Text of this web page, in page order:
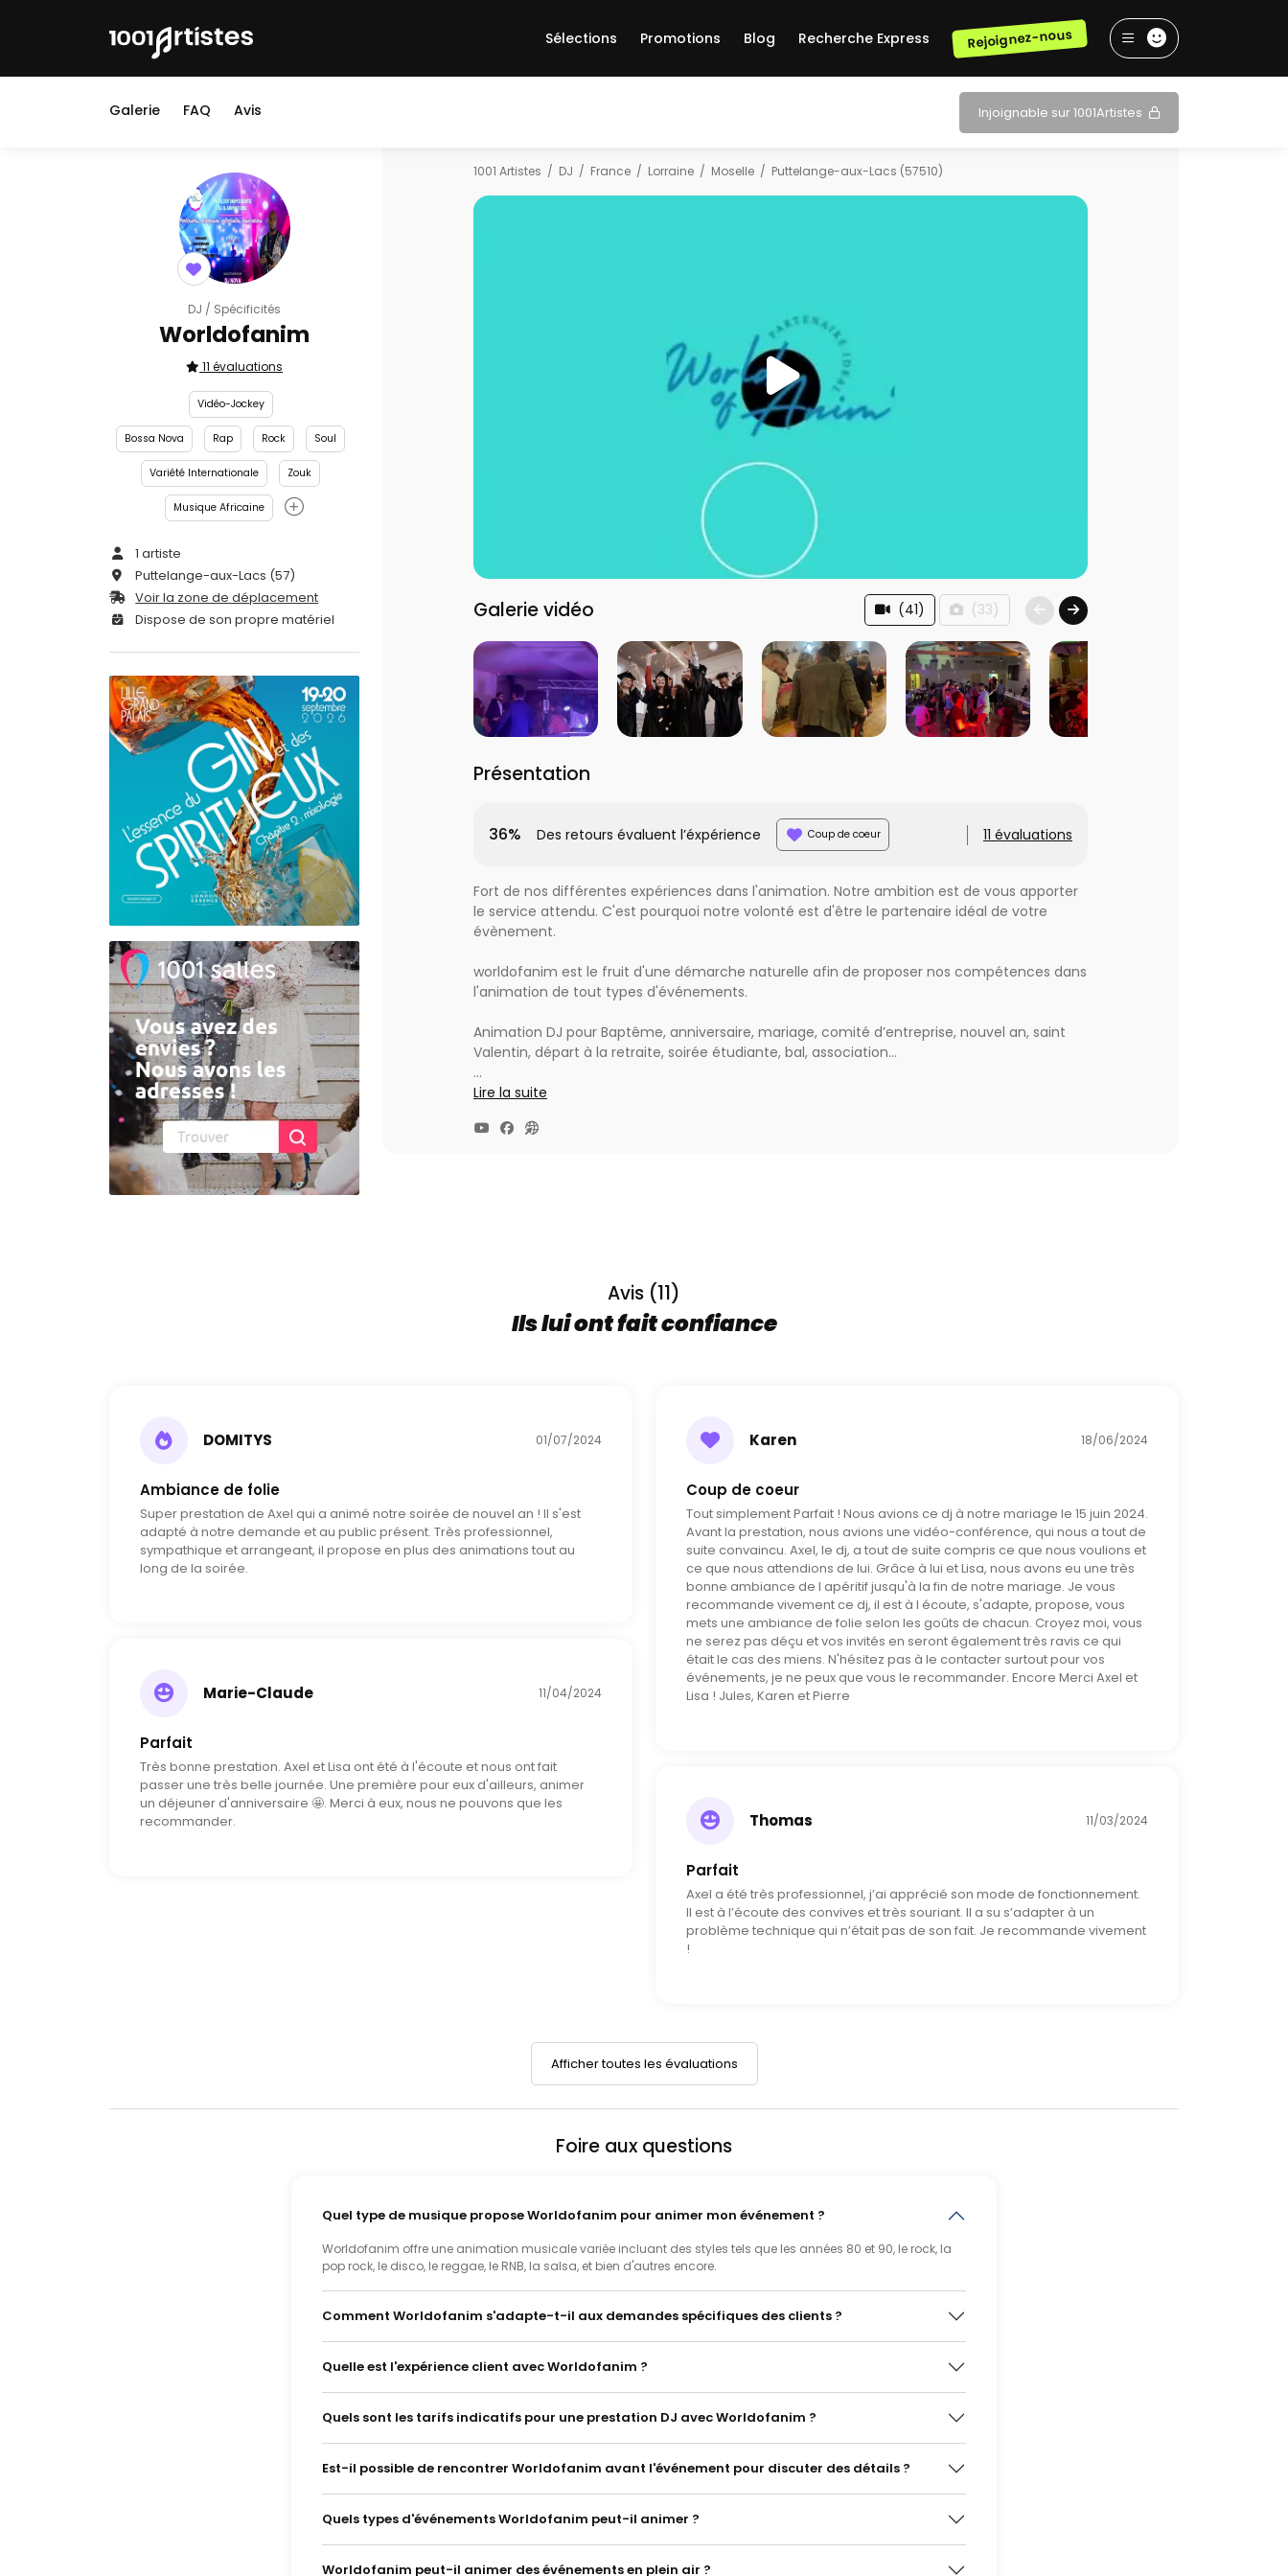
Sélections Promotions Blog Recherche Express Rejoignez-nous
Galerie FAQ Avis Injoignable sur 1001Artistes
DJ / Spécificités
Worldofanim
11 évaluations
Vidéo-Jockey
Bossa Nova Rap Rock Soul
Variété Internationale Zouk
Musique Africaine
1 artiste
Puttelange-aux-Lacs (57)
Voir la zone de déplacement
Dispose de son propre matériel
1001 Artistes DJ France Lorraine Moselle Puttelange-aux-Lacs (57510)
Galerie vidéo (41) (33)
Présentation
36% Des retours évaluent l’éxpérience Coup de coeur 11 évaluations
Fort de nos différentes expériences dans l'animation. Notre ambition est de vous apporter
le service attendu. C'est pourquoi notre volonté est d'être le partenaire idéal de votre
évènement.
worldofanim est le fruit d'une démarche naturelle afin de proposer nos compétences dans
l'animation de tout types d'événements.
Animation DJ pour Baptême, anniversaire, mariage, comité d’entreprise, nouvel an, saint
Valentin, départ à la retraite, soirée étudiante, bal, association...
Animation musicale varié : Année 80,90, Rock,Pop rock, disco, rock n roll twist, valses,
Lire la suite
Avis (11)
Ils lui ont fait confiance
DOMITYS 01/07/2024
Ambiance de folie
Super prestation de Axel qui a animé notre soirée de nouvel an ! Il s'est
adapté à notre demande et au public présent. Très professionnel,
sympathique et arrangeant, il propose en plus des animations tout au
long de la soirée.
Karen 18/06/2024
Coup de coeur
Tout simplement Parfait ! Nous avions ce dj à notre mariage le 15 juin 2024.
Avant la prestation, nous avions une vidéo-conférence, qui nous a tout de
suite convaincu. Axel, le dj, a tout de suite compris ce que nous voulions et
ce que nous attendions de lui. Grâce à lui et Lisa, nous avons eu une très
bonne ambiance de l apéritif jusqu'à la fin de notre mariage. Je vous
recommande vivement ce dj, il est à l écoute, s'adapte, propose, vous
mets une ambiance de folie selon les goûts de chacun. Croyez moi, vous
ne serez pas déçu et vos invités en seront également très ravis ce qui
était le cas des miens. N'hésitez pas à le contacter surtout pour vos
événements, je ne peux que vous le recommander. Encore Merci Axel et
Lisa ! Jules, Karen et Pierre
Marie-Claude 11/04/2024
Parfait
Très bonne prestation. Axel et Lisa ont été à l'écoute et nous ont fait
passer une très belle journée. Une première pour eux d'ailleurs, animer
un déjeuner d'anniversaire 🤩. Merci à eux, nous ne pouvons que les
recommander.
Thomas 11/03/2024
Parfait
Axel a été très professionnel, j’ai apprécié son mode de fonctionnement.
Il est à l’écoute des convives et très souriant. Il a su s’adapter à un
problème technique qui n’était pas de son fait. Je recommande vivement
!
Afficher toutes les évaluations
Foire aux questions
Quel type de musique propose Worldofanim pour animer mon événement ?
Worldofanim offre une animation musicale variée incluant des styles tels que les années 80 et 90, le rock, la
pop rock, le disco, le reggae, le RNB, la salsa, et bien d'autres encore.
Comment Worldofanim s'adapte-t-il aux demandes spécifiques des clients ?
Quelle est l'expérience client avec Worldofanim ?
Quels sont les tarifs indicatifs pour une prestation DJ avec Worldofanim ?
Est-il possible de rencontrer Worldofanim avant l'événement pour discuter des détails ?
Quels types d'événements Worldofanim peut-il animer ?
Worldofanim peut-il animer des événements en plein air ?